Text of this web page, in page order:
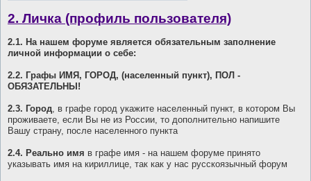
2. Личка (профиль пользователя)
2.1. На нашем форуме является обязательным заполнение
личной информации о себе:
2.2. Графы ИМЯ, ГОРОД, (населенный пункт), ПОЛ -
ОБЯЗАТЕЛЬНЫ!
2.3. Город, в графе город укажите населенный пункт, в котором Вы
проживаете, если Вы не из России, то дополнительно напишите
Вашу страну, после населенного пункта
2.4. Реально имя в графе имя - на нашем форуме принято
указывать имя на кириллице, так как у нас русскоязычный форум